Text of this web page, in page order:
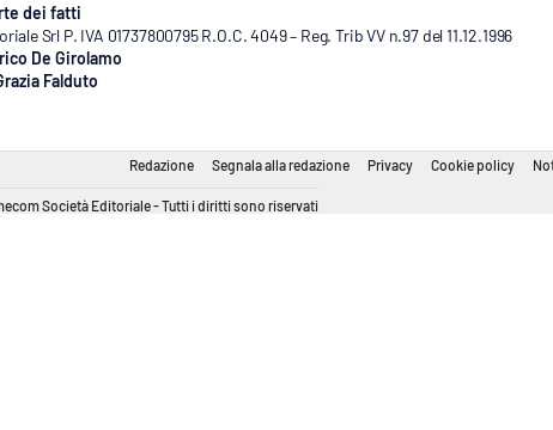
dei fatti
Srl P. IVA 01737800795 R.O.C. 4049 – Reg. Trib VV n.97 del 11.12.1996
De Girolamo
Falduto
Redazione Segnala alla redazione Privacy Cookie policy
Società Editoriale - Tutti i diritti sono riservati